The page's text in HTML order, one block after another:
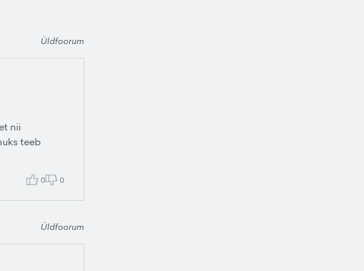
Üldfoorum
nii
teeb
0 0
Üldfoorum